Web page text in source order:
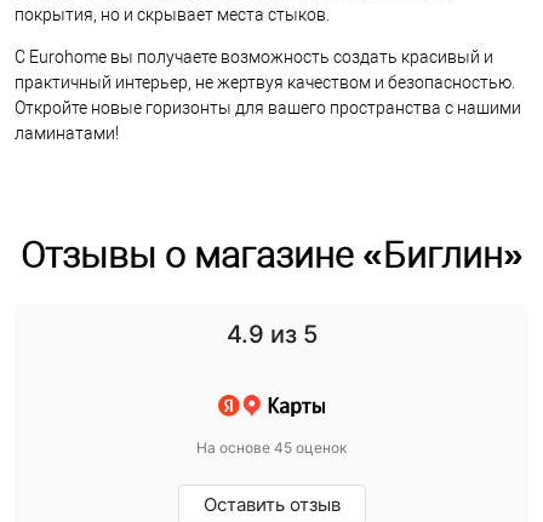
покрытия, но и скрывает места стыков.
С Eurohome вы получаете возможность создать красивый и
практичный интерьер, не жертвуя качеством и безопасностью.
Откройте новые горизонты для вашего пространства с нашими
ламинатами!
Отзывы о магазине «Биглин»
4.9 из 5
На основе 45 оценок
Оставить отзыв